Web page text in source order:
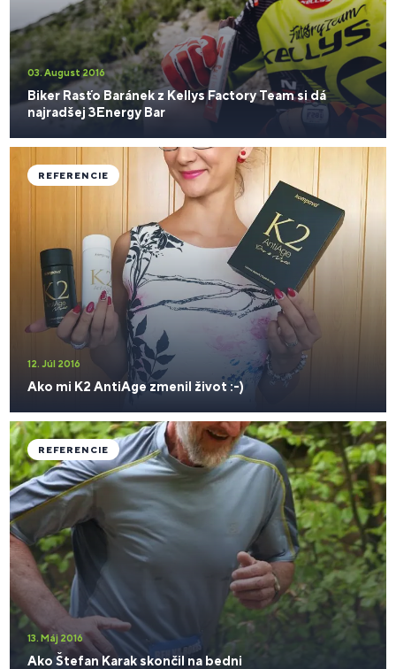
03. August 2016
Biker Rasťo Baránek z Kellys Factory Team si dá
najradšej 3Energy Bar
12. Júl 2016
Ako mi K2 AntiAge zmenil život :-)
REFERENCIE
13. Máj 2016
Ako Štefan Karak skončil na bedni
REFERENCIE